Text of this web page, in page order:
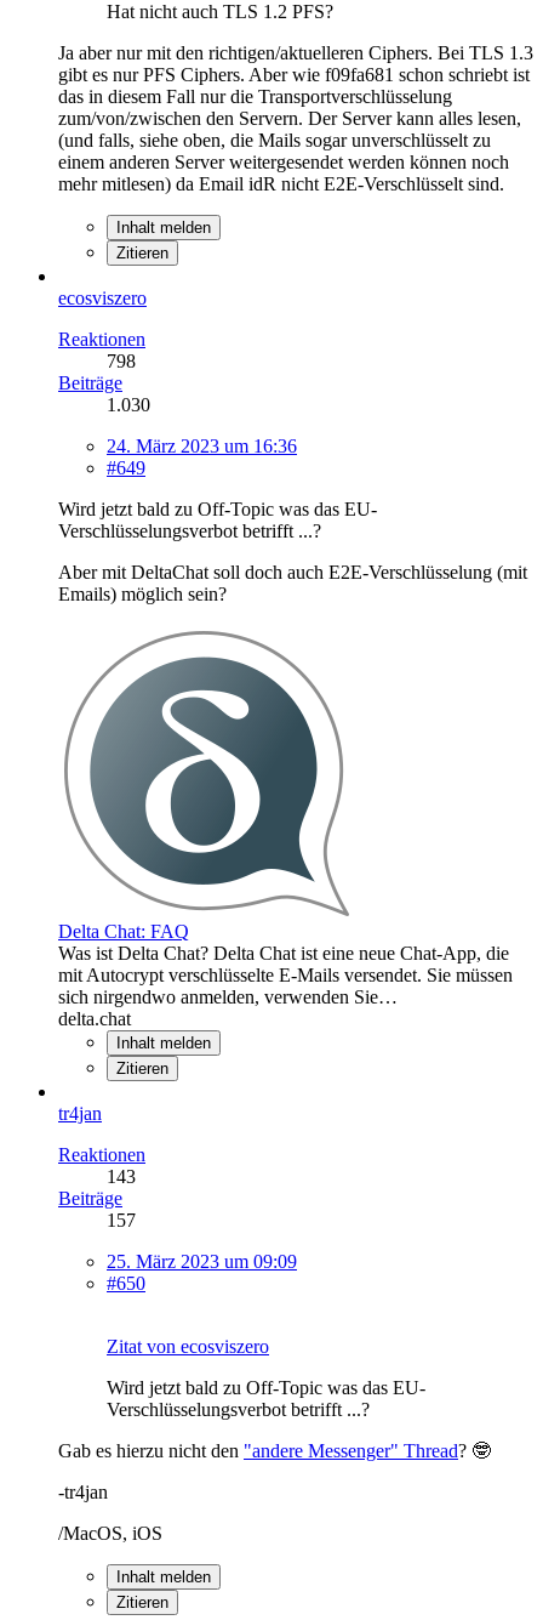
Hat nicht auch TLS 1.2 PFS?
Ja aber nur mit den richtigen/aktuelleren Ciphers. Bei TLS 1.3
gibt es nur PFS Ciphers. Aber wie f09fa681 schon schriebt ist
das in diesem Fall nur die Transportverschlüsselung
zum/von/zwischen den Servern. Der Server kann alles lesen,
(und falls, siehe oben, die Mails sogar unverschlüsselt zu
einem anderen Server weitergesendet werden können noch
mehr mitlesen) da Email idR nicht E2E-Verschlüsselt sind.
Inhalt melden
Zitieren
ecosviszero
Reaktionen
798
Beiträge
1.030
24. März 2023 um 16:36
#649
Wird jetzt bald zu Off-Topic was das EU-
Verschlüsselungsverbot betrifft ...?
Aber mit DeltaChat soll doch auch E2E-Verschlüsselung (mit
Emails) möglich sein?
Delta Chat: FAQ
Was ist Delta Chat? Delta Chat ist eine neue Chat-App, die
mit Autocrypt verschlüsselte E-Mails versendet. Sie müssen
sich nirgendwo anmelden, verwenden Sie…
delta.chat
Inhalt melden
Zitieren
tr4jan
Reaktionen
143
Beiträge
157
25. März 2023 um 09:09
#650
Zitat von ecosviszero
Wird jetzt bald zu Off-Topic was das EU-
Verschlüsselungsverbot betrifft ...?
Gab es hierzu nicht den "andere Messenger" Thread? 🤓
-tr4jan
/MacOS, iOS
Inhalt melden
Zitieren